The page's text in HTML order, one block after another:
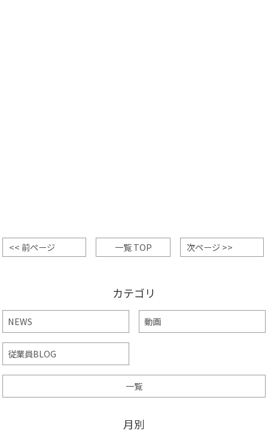
<< 前ページ 一覧 TOP 次ページ >>
カテゴリ
NEWS 動画
従業員BLOG
一覧
月別